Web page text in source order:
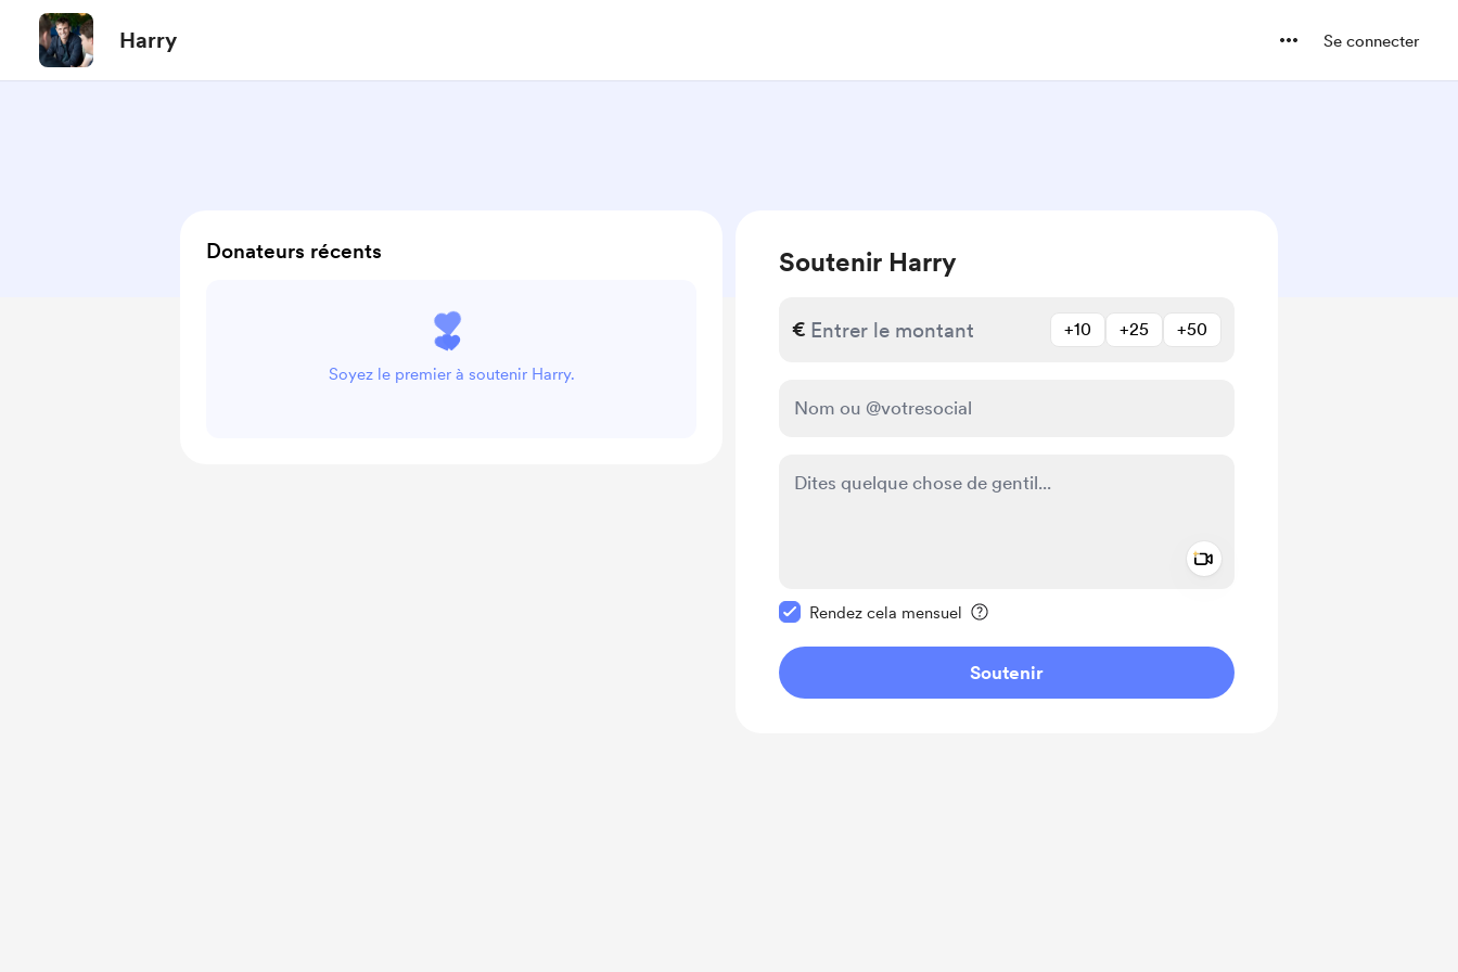
Harry Se connecter
Soutenir Harry
€ +10 +25 +50
Rendez cela mensuel
Soutenir
Donateurs récents
Soyez le premier à soutenir Harry.